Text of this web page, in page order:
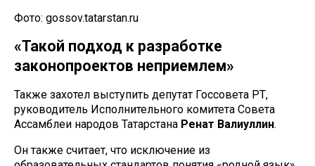
Фото: gossov.tatarstan.ru
«Такой подход к разработке
законопроектов неприемлем»
Также захотел выступить депутат Госсовета РТ,
руководитель Исполнительного комитета Совета
Ассамблеи народов Татарстана Ренат Валиуллин.
Он также считает, что исключение из